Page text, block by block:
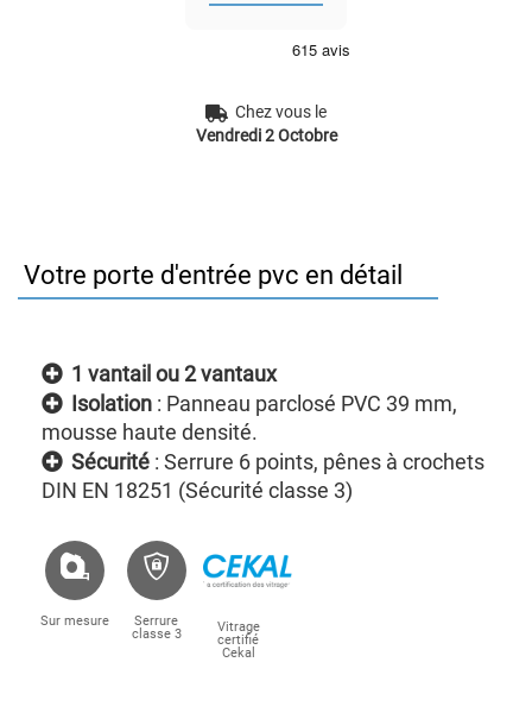
Chez vous le
Vendredi 2 Octobre
Votre porte d'entrée pvc en détail
1 vantail ou 2 vantaux
Isolation : Panneau parclosé PVC 39 mm,
mousse haute densité.
Sécurité : Serrure 6 points, pênes à crochets
DIN EN 18251 (Sécurité classe 3)
Sur mesure
Serrure
classe 3
Vitrage
certifié
Cekal